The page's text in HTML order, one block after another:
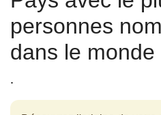
personnes
dans le monde
.